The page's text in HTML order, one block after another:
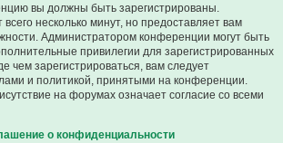
вы должны быть зарегистрированы.
всего несколько минут, но предоставляет вам
Администратором конференции могут быть
привилегии для зарегистрированных
чем зарегистрироваться, вам следует
и политикой, принятыми на конференции.
на форумах означает согласие со всеми
о конфиденциальности